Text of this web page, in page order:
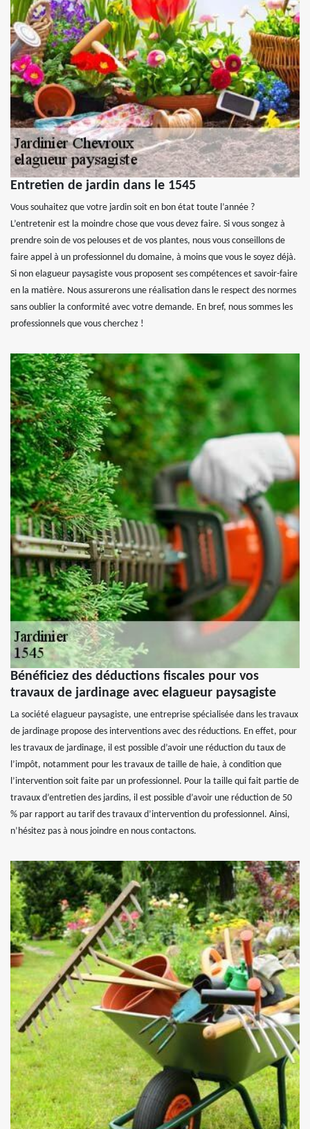
Entretien de jardin dans le 1545
Vous souhaitez que votre jardin soit en bon état toute l’année ?
L’entretenir est la moindre chose que vous devez faire. Si vous songez à
prendre soin de vos pelouses et de vos plantes, nous vous conseillons de
faire appel à un professionnel du domaine, à moins que vous le soyez déjà.
Si non elagueur paysagiste vous proposent ses compétences et savoir-faire
en la matière. Nous assurerons une réalisation dans le respect des normes
sans oublier la conformité avec votre demande. En bref, nous sommes les
professionnels que vous cherchez !
Bénéficiez des déductions fiscales pour vos
travaux de jardinage avec elagueur paysagiste
La société elagueur paysagiste, une entreprise spécialisée dans les travaux
de jardinage propose des interventions avec des réductions. En effet, pour
les travaux de jardinage, il est possible d’avoir une réduction du taux de
l’impôt, notamment pour les travaux de taille de haie, à condition que
l’intervention soit faite par un professionnel. Pour la taille qui fait partie de
travaux d’entretien des jardins, il est possible d’avoir une réduction de 50
% par rapport au tarif des travaux d’intervention du professionnel. Ainsi,
n’hésitez pas à nous joindre en nous contactons.